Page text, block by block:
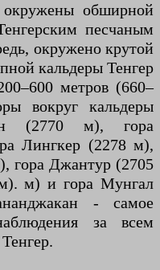
окружены обширной
песчаным
окружено крутой
кальдеры Тенгер
метров (660–
вокруг кальдеры
(2770 м), гора
Лингкер (2278 м),
гора Джантур (2705
м) и гора Мунгал
- самое
за всем